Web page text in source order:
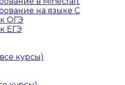
на языке C
ОГЭ
ЕГЭ
курсы)